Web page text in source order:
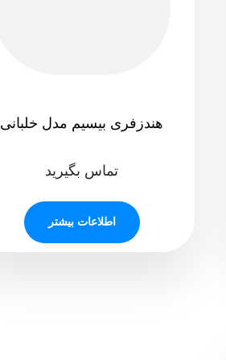
هندزفری بیسیم مدل خلبانی
تماس بگیرید
اطلاعات بیشتر